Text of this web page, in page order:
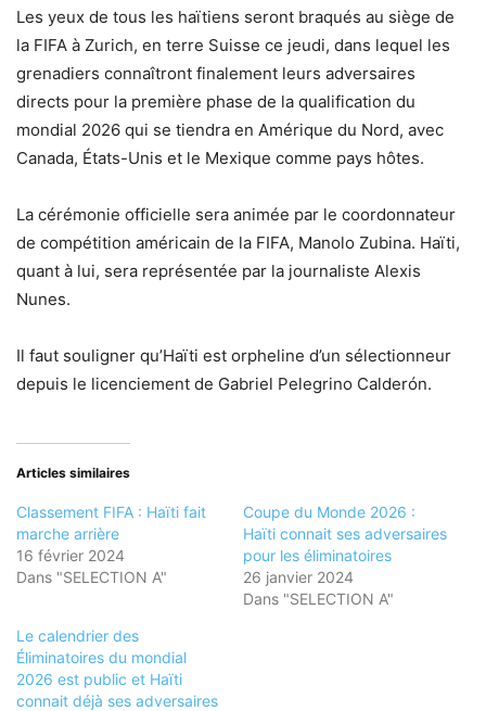
Les yeux de tous les haïtiens seront braqués au siège de
la FIFA à Zurich, en terre Suisse ce jeudi, dans lequel les
grenadiers connaîtront finalement leurs adversaires
directs pour la première phase de la qualification du
mondial 2026 qui se tiendra en Amérique du Nord, avec
Canada, États-Unis et le Mexique comme pays hôtes.
La cérémonie officielle sera animée par le coordonnateur
de compétition américain de la FIFA, Manolo Zubina. Haïti,
quant à lui, sera représentée par la journaliste Alexis
Nunes.
Il faut souligner qu’Haïti est orpheline d’un sélectionneur
depuis le licenciement de Gabriel Pelegrino Calderón.
Articles similaires
Classement FIFA : Haïti fait
marche arrière
16 février 2024
Dans "SELECTION A"
Coupe du Monde 2026 :
Haïti connait ses adversaires
pour les éliminatoires
26 janvier 2024
Dans "SELECTION A"
Le calendrier des
Éliminatoires du mondial
2026 est public et Haïti
connait déjà ses adversaires